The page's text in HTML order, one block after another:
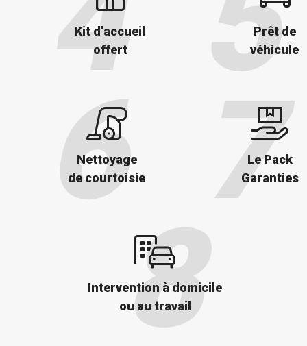
Kit d'accueil
offert
Prêt de
véhicule
Nettoyage
de courtoisie
Le Pack
Garanties
Intervention à domicile
ou au travail